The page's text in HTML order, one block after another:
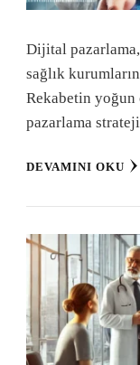
Dijital
sağlık
Rekabetin
pazarlama
DEVAMINI OKU